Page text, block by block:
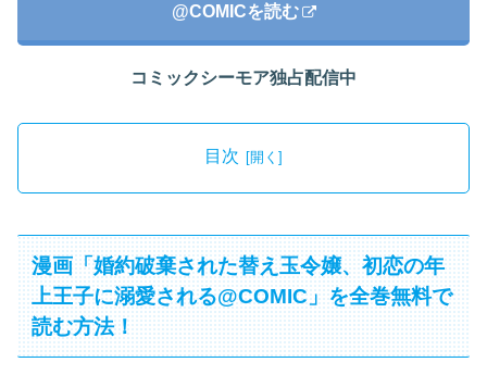
@COMICを読む
コミックシーモア独占配信中
目次
漫画「婚約破棄された替え玉令嬢、初恋の年
上王子に溺愛される@COMIC」を全巻無料で
読む方法！